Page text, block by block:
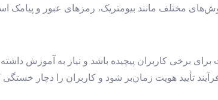
مختلف مانند بیومتریک، رمزهای عبور و پیامک
برخی کاربران پیچیده باشد و نیاز به آموزش
تأیید هویت زمان‌بر شود و کاربران را دچار خستگی